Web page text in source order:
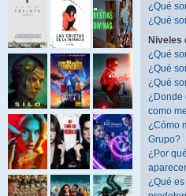
¿Qué
¿Qué
Niveles
¿Qué
¿Qué
¿Qué
¿Donde
como
¿Cómo
Grupo?
¿Por
¿Qué